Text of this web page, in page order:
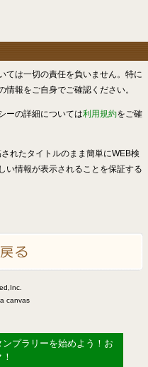
ては一切の責任を負いません。特に
報をご自身でご確認ください。
ーの詳細については利用規約をご確
れたタイトルのまま簡単にWEB検
い情報が表示されることを保証する
canvas
プラリーを始めよう！お